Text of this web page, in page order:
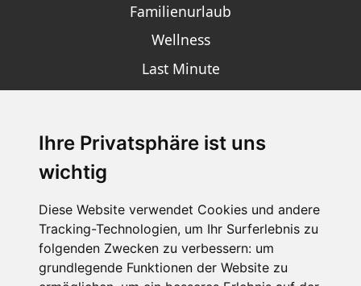
Ihre Privatsphäre ist uns
wichtig
Diese Website verwendet Cookies und andere
Tracking-Technologien, um Ihr Surferlebnis zu
folgenden Zwecken zu verbessern: um
grundlegende Funktionen der Website zu
Familienurlaub
Wellness
Last Minute
SCHNEEHÖHEN SKI APP
Die Schneehoehen Ski APP für iOS und Android - Ein
Muss für alle Wintersportler und Schneefreaks!